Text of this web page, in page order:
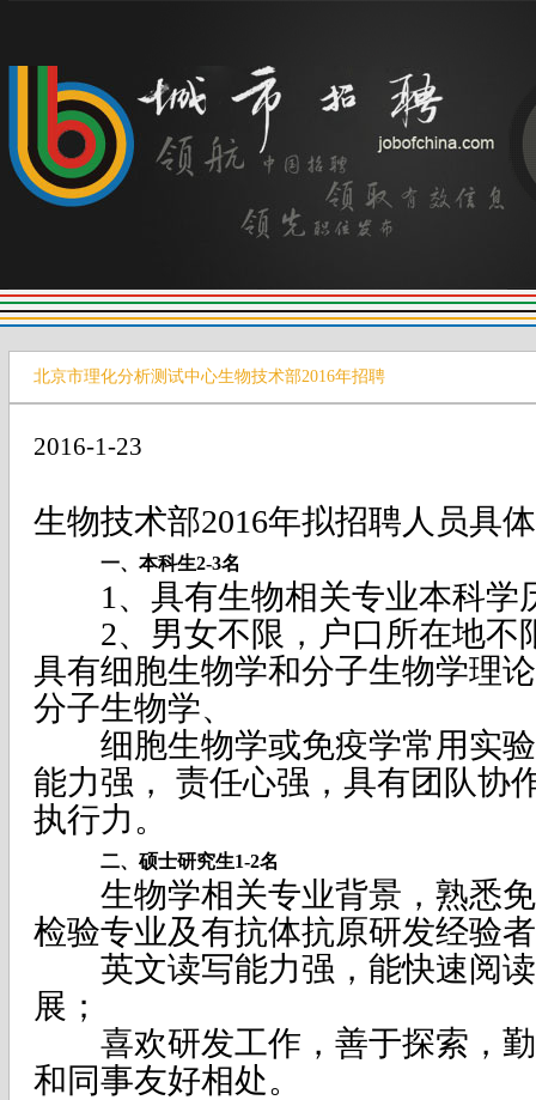
北京市理化分析测试中心生物技术部2016年招聘
2016-1-23
生物技术部2016年拟招聘人员具
一、本科生2-3名
1、具有生物相关专业本科学
2、男女不限，户口所在地不
具有细胞生物学和分子生物学理
分子生物学、
细胞生物学或免疫学常用实验
能力强， 责任心强，具有团队协
执行力。
二、硕士研究生1-2名
生物学相关专业背景，熟悉免
检验专业及有抗体抗原研发经验
英文读写能力强，能快速阅读
展；
喜欢研发工作，善于探索，勤
和同事友好相处。